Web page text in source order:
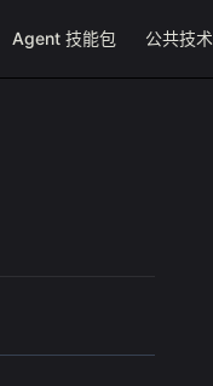
Agent 技能包 公共技术